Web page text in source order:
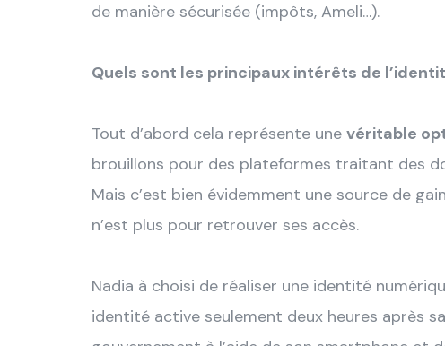
de manière sécurisée (impôts, Ameli…).
Quels sont les principaux intérêts de
Tout d’abord cela représente une véritable
brouillons pour des plateformes traitant des
Mais c’est bien évidemment une source de
n’est plus pour retrouver ses accès.
Nadia à choisi de réaliser une identité
identité active seulement deux heures après